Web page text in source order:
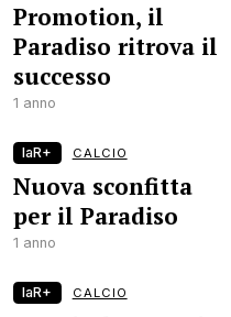
Promotion, il
Paradiso ritrova il
successo
1 anno
laR+ CALCIO
Nuova sconfitta
per il Paradiso
1 anno
laR+ CALCIO